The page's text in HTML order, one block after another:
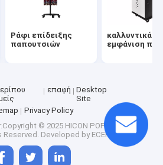
Ράφι επίδειξης
παπουτσιών
καλλυντικά
εμφάνιση
επαφή
Desktop
Site
Privacy Policy
© 2025 HICON POP DISPLAYS
Reserved. Developed by ECER